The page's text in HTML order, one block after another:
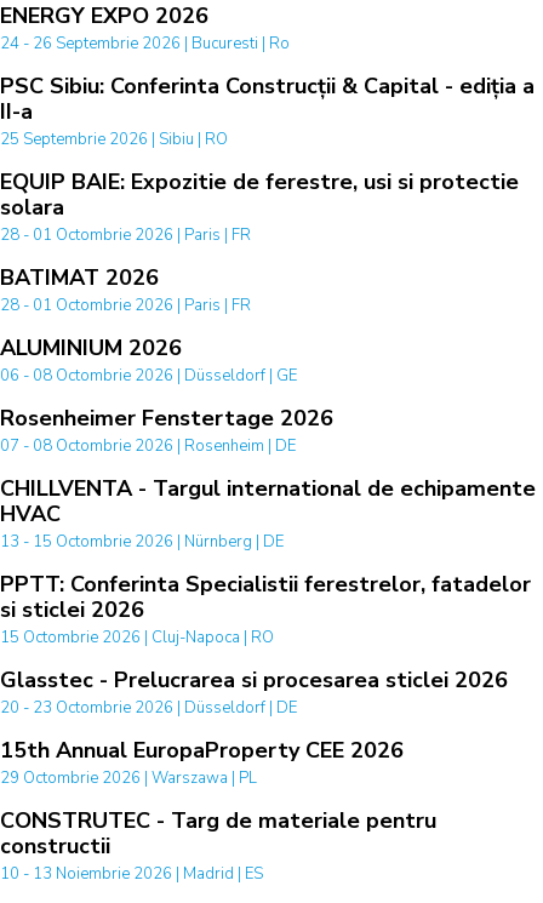
ENERGY EXPO 2026
24 - 26 Septembrie 2026 | Bucuresti | Ro
PSC Sibiu: Conferinta Construcții & Capital - ediția a
II-a
25 Septembrie 2026 | Sibiu | RO
EQUIP BAIE: Expozitie de ferestre, usi si protectie
solara
28 - 01 Octombrie 2026 | Paris | FR
BATIMAT 2026
28 - 01 Octombrie 2026 | Paris | FR
ALUMINIUM 2026
06 - 08 Octombrie 2026 | Düsseldorf | GE
Rosenheimer Fenstertage 2026
07 - 08 Octombrie 2026 | Rosenheim | DE
CHILLVENTA - Targul international de echipamente
HVAC
13 - 15 Octombrie 2026 | Nürnberg | DE
PPTT: Conferinta Specialistii ferestrelor, fatadelor
si sticlei 2026
15 Octombrie 2026 | Cluj-Napoca | RO
Glasstec - Prelucrarea si procesarea sticlei 2026
20 - 23 Octombrie 2026 | Düsseldorf | DE
15th Annual EuropaProperty CEE 2026
29 Octombrie 2026 | Warszawa | PL
CONSTRUTEC - Targ de materiale pentru
constructii
10 - 13 Noiembrie 2026 | Madrid | ES